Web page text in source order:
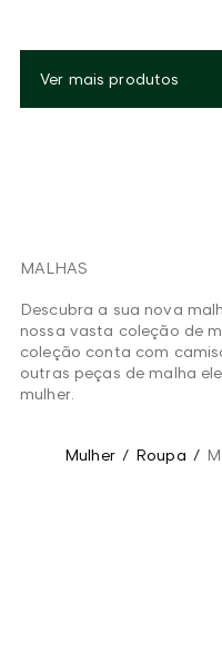
Ver mais produtos
MALHAS
Descubra a sua nova
nossa vasta coleção de
coleção conta com
outras peças de malha
mulher.
Mulher / Roupa /